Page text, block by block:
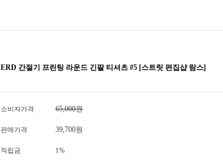
ERD 간절기 프린팅 라운드 긴팔 티셔츠 #5 [스트릿 편집샵 람스]
소비자가격 65,000원
판매가격 39,700원
적립금 1%